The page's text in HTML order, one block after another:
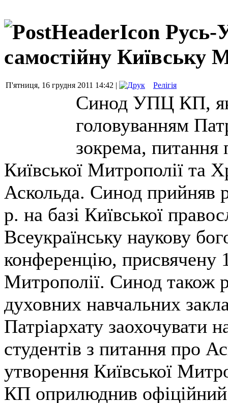
Русь-
самостійну Київську
П'ятниця, 16 грудня 2011 14:42 | Релігія
Синод УПЦ КП,
головуванням
зокрема, питання
Київської Митрополії та
Аскольда. Синод прийняв
р. на базі Київської
Всеукраїнську наукову
конференцію, присвячену
Митрополії. Синод також
духовних навчальних
Патріархату заохочувати
студентів з питання про
утворення Київської
КП оприлюднив